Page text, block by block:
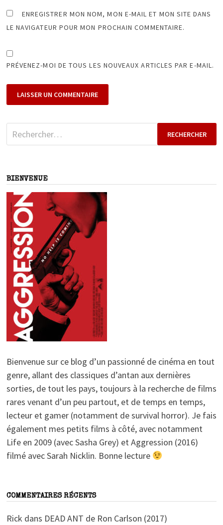
ENREGISTRER MON NOM, MON E-MAIL ET MON SITE DANS
LE NAVIGATEUR POUR MON PROCHAIN COMMENTAIRE.
PRÉVENEZ-MOI DE TOUS LES NOUVEAUX ARTICLES PAR E-MAIL.
Rechercher :
BIENVENUE
Bienvenue sur ce blog d’un passionné de cinéma en tout
genre, allant des classiques d’antan aux dernières
sorties, de tout les pays, toujours à la recherche de films
rares venant d’un peu partout, et de temps en temps,
lecteur et gamer (notamment de survival horror). Je fais
également mes petits films à côté, avec notamment
Life en 2009 (avec Sasha Grey) et Aggression (2016)
filmé avec Sarah Nicklin. Bonne lecture
COMMENTAIRES RÉCENTS
Rick dans DEAD ANT de Ron Carlson (2017)